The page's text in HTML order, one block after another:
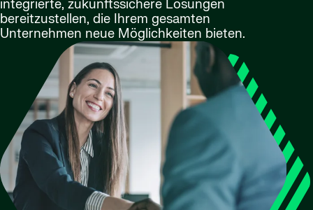
integrierte, zukunftssichere Lösungen
bereitzustellen, die Ihrem gesamten
Unternehmen neue Möglichkeiten bieten.